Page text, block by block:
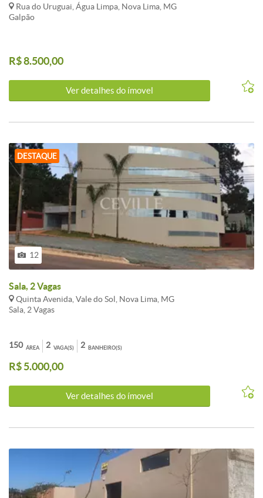
Rua do Uruguai, Água Limpa, Nova Lima, MG
Galpão
R$ 8.500,00
Ver detalhes do ímovel
DESTAQUE
12
Sala, 2 Vagas
Quinta Avenida, Vale do Sol, Nova Lima, MG
Sala, 2 Vagas
ÁREA
150 VAGA(S)
2 BANHEIRO(S)
2
R$ 5.000,00
Ver detalhes do ímovel